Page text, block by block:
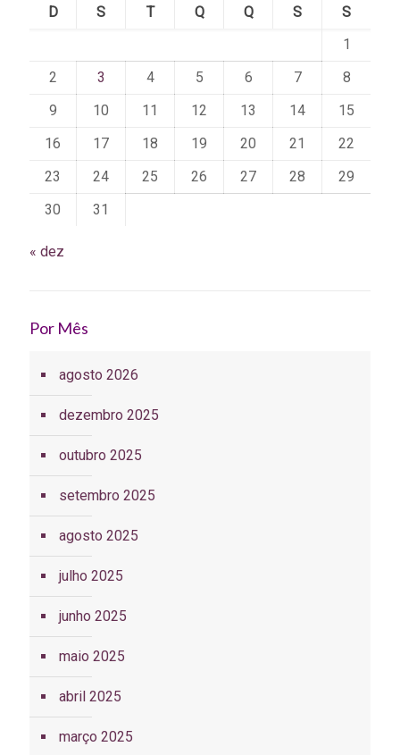
D S T Q Q S
S
1
2
3 4 5 6 7
8
9
10 11 12 13 14
15
16
17 18 19 20 21
22
23
24 25 26 27 28
29
30
31
« dez
Por Mês
agosto 2026
dezembro 2025
outubro 2025
setembro 2025
agosto 2025
julho 2025
junho 2025
maio 2025
abril 2025
março 2025